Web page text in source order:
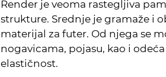
Render je veoma rastegljiva
strukture. Srednje je gramaže i
materijal za futer. Od njega se
nogavicama, pojasu, kao i
elastičnost.